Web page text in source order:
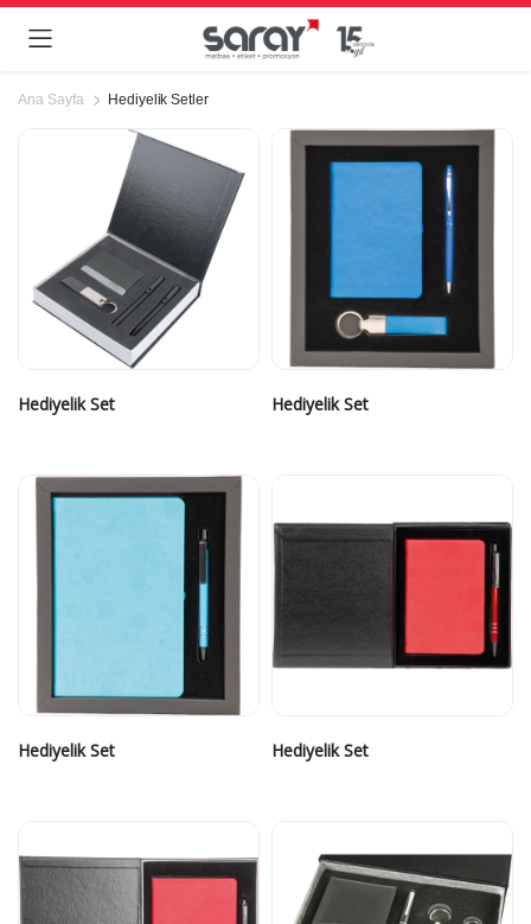
Ana Sayfa Hediyelik Setler
Hediyelik Set Hediyelik Set
Hediyelik Set Hediyelik Set